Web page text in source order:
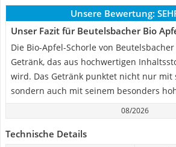
Unsere Bewertung:
Unser Fazit für Beutelsbacher Bio
Die Bio-Apfel-Schorle von
Getränk, das aus hochwertigen
wird. Das Getränk punktet nicht nur mit
sondern auch mit seinem besonders
08/2026
Technische Details